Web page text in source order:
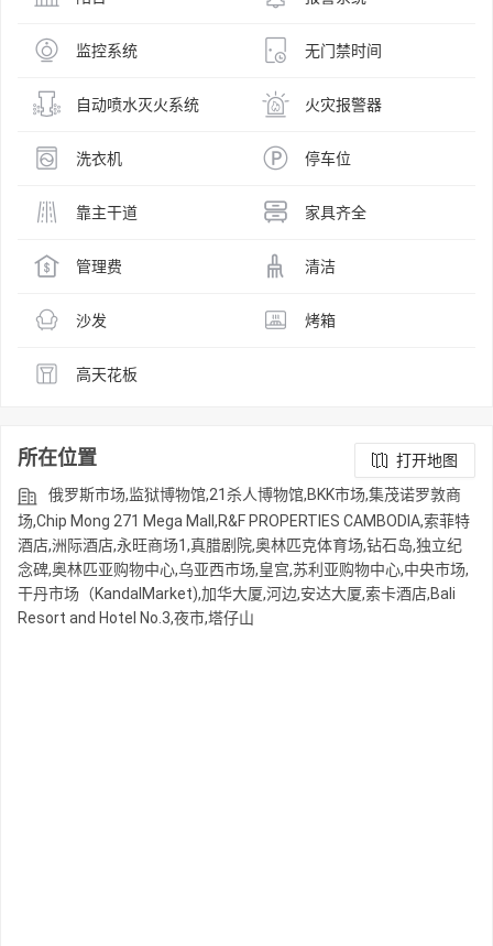
监控系统 无门禁时间
自动喷水灭火系统 火灾报警器
洗衣机 停车位
靠主干道 家具齐全
管理费 清洁
沙发 烤箱
高天花板
所在位置
打开地图
俄罗斯市场,监狱博物馆,21杀人博物馆,BKK市场,集茂诺罗敦商
场,Chip Mong 271 Mega Mall,R&F PROPERTIES CAMBODIA,索菲特
酒店,洲际酒店,永旺商场1,真腊剧院,奥林匹克体育场,钻石岛,独立纪
念碑,奥林匹亚购物中心,乌亚西市场,皇宫,苏利亚购物中心,中央市场,
干丹市场（KandalMarket),加华大厦,河边,安达大厦,索卡酒店,Bali
Resort and Hotel No.3,夜市,塔仔山